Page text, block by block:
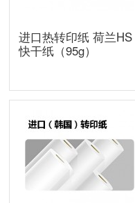
进口热转印纸 荷兰HS
快干纸（95g）